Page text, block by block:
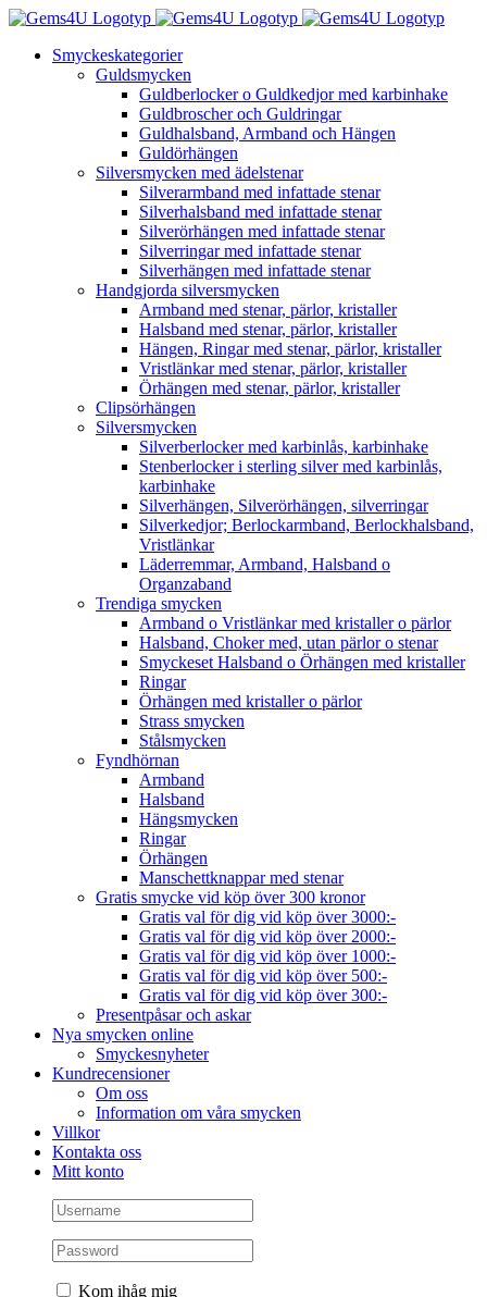
Fortsätt
innehålletSmyckeskategorier
Guldsmycken
Guldberlocker o Guldkedjor med karbinhake
Guldbroscher och Guldringar
Guldhalsband, Armband och Hängen
Guldörhängen
Silversmycken med ädelstenar
Silverarmband med infattade stenar
Silverhalsband med infattade stenar
Silverörhängen med infattade stenar
Silverringar med infattade stenar
Silverhängen med infattade stenar
Handgjorda silversmycken
Armband med stenar, pärlor, kristaller
Halsband med stenar, pärlor, kristaller
Hängen, Ringar med stenar, pärlor, kristaller
Vristlänkar med stenar, pärlor, kristaller
Örhängen med stenar, pärlor, kristaller
Clipsörhängen
Silversmycken
Silverberlocker med karbinlås, karbinhake
Stenberlocker i sterling silver med karbinlås,
karbinhake
Silverhängen, Silverörhängen, silverringar
Silverkedjor; Berlockarmband, Berlockhalsband,
Vristlänkar
Läderremmar, Armband, Halsband o
Organzaband
Trendiga smycken
Armband o Vristlänkar med kristaller o pärlor
Halsband, Choker med, utan pärlor o stenar
Smyckeset Halsband o Örhängen med kristaller
Ringar
Örhängen med kristaller o pärlor
Strass smycken
Stålsmycken
Fyndhörnan
Armband
Halsband
Hängsmycken
Ringar
Örhängen
Manschettknappar med stenar
Gratis smycke vid köp över 300 kronor
Gratis val för dig vid köp över 3000:-
Gratis val för dig vid köp över 2000:-
Gratis val för dig vid köp över 1000:-
Gratis val för dig vid köp över 500:-
Gratis val för dig vid köp över 300:-
Presentpåsar och askar
Nya smycken online
Smyckesnyheter
Kundrecensioner
Om oss
Information om våra smycken
Villkor
Kontakta oss
Mitt konto
Kom ihåg mig